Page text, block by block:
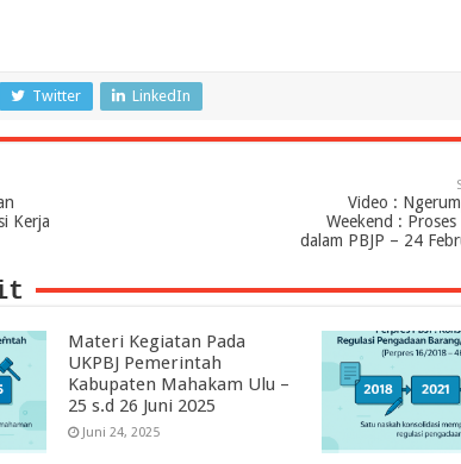
Twitter LinkedIn
Kerja
Video :
Weekend : Proses
dalam PBJP – 24
Materi Kegiatan Pada
UKPBJ Pemerintah
Kabupaten Mahakam Ulu –
25 s.d 26 Juni 2025
Juni 24, 2025